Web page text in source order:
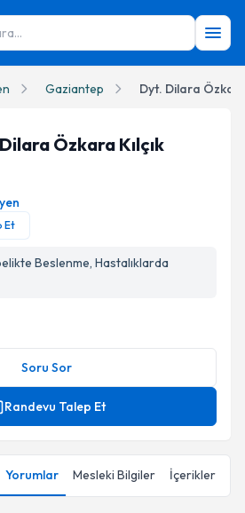
Gaziantep Dyt. Dilara Özkara
Profil Fotoğrafı
Özkara Kılçık
Et
Beslenme, Hastalıklarda
Soru Sor
Randevu Talep Et
Yorumlar Mesleki Bilgiler İçerikler